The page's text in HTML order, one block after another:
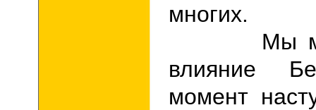
многих.
Мы
влияние
момент